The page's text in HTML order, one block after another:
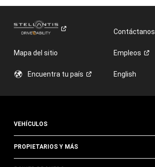
Contáctanos
Mapa del sitio Empleos
Encuentra tu país English
VEHÍCULOS
PROPIETARIOS Y MÁS